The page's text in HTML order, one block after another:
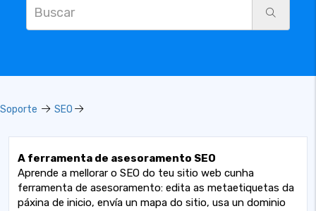
Soporte SEO
A ferramenta de asesoramento SEO
Aprende a mellorar o SEO do teu sitio web cunha
ferramenta de asesoramento: edita as metaetiquetas da
páxina de inicio, envía un mapa do sitio, usa un dominio